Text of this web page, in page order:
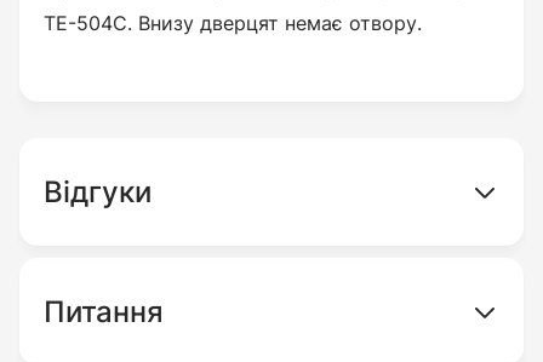
ТЕ-504С. Внизу дверцят немає отвору.
Відгуки
Питання